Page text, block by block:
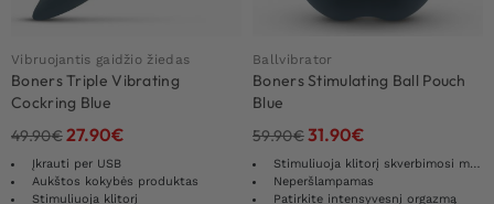
Vibruojantis gaidžio žiedas
Boners Triple Vibrating
Cockring Blue
49.90€27.90€
Įkrauti per USB
Aukštos kokybės produktas
Stimuliuoja klitorį
Ballvibrator
Boners Stimulating Ball Pouch
Blue
59.90€31.90€
Stimuliuoja klitorį skverbimosi metu
Neperšlampamas
Patirkite intensyvesnį orgazmą